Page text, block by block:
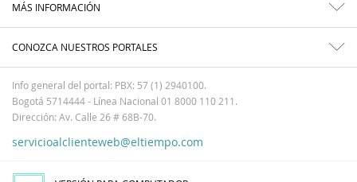
MÁS INFORMACIÓN
CONOZCA NUESTROS PORTALES
Info general del portal: PBX: 57 (1) 2940100.
Bogotá 5714444 - Línea Nacional 01 8000 110 211.
Dirección: Av. Calle 26 # 68B-70.
servicioalclienteweb@eltiempo.com